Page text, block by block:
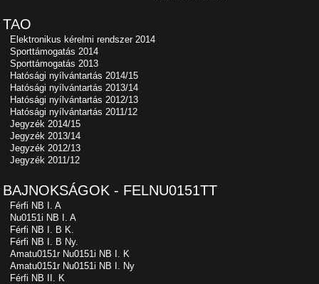
TAO
Elektronikus kérelmi rendszer 2014
Sporttámogatás 2014
Sporttámogatás 2013
Hatósági nyílvántartás 2014/15
Hatósági nyílvántartás 2013/14
Hatósági nyílvántartás 2012/13
Hatósági nyílvántartás 2011/12
Jegyzék 2014/15
Jegyzék 2013/14
Jegyzék 2012/13
Jegyzék 2011/12
BAJNOKSÁGOK - FELNU0151TT
Férfi NB I. A
Nu0151i NB I. A
Férfi NB I. B K.
Férfi NB I. B Ny.
Amatu0151r Nu0151i NB I. K
Amatu0151r Nu0151i NB I. Ny
Férfi NB II. K